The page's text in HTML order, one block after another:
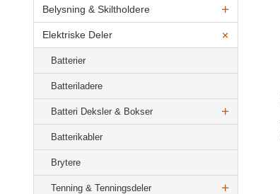
Belysning & Skiltholdere
Elektriske Deler
Batterier
Batteriladere
Batteri Deksler & Bokser
Batterikabler
Brytere
Tenning & Tenningsdeler